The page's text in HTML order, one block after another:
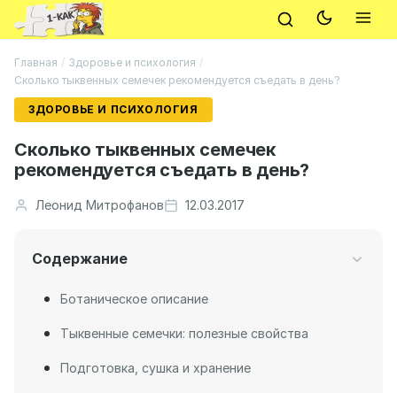
Главная / Здоровье и психология /
Сколько тыквенных семечек рекомендуется съедать в день?
ЗДОРОВЬЕ И ПСИХОЛОГИЯ
Сколько тыквенных семечек
рекомендуется съедать в день?
Леонид Митрофанов 12.03.2017
Содержание
Ботаническое описание
Тыквенные семечки: полезные свойства
Подготовка, сушка и хранение